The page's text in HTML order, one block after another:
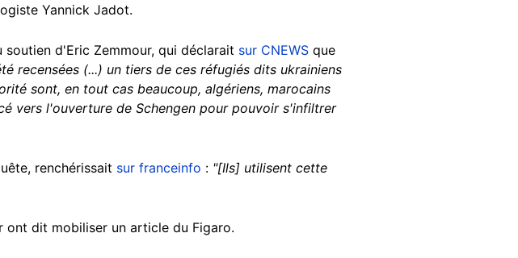
Yannick Jadot.
soutien d'Eric Zemmour, qui déclarait sur CNEWS que
recensées (...) un tiers de ces réfugiés dits ukrainiens
sont, en tout cas beaucoup, algériens, marocains
vers l'ouverture de Schengen pour pouvoir s'infiltrer
renchérissait sur franceinfo : "[Ils] utilisent cette
ont dit mobiliser un article du Figaro.